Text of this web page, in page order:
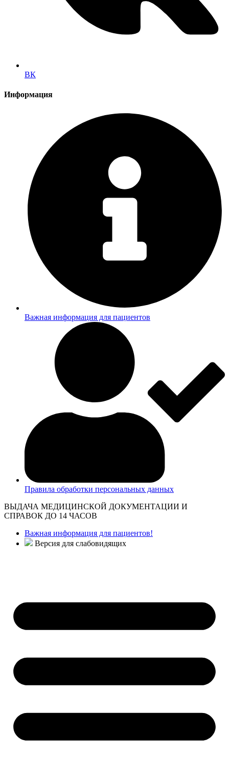
ВК
Информация
Важная информация для пациентов
Правила обработки персональных данных
ВЫДАЧА МЕДИЦИНСКОЙ ДОКУМЕНТАЦИИ И
СПРАВОК ДО 14 ЧАСОВ
Важная информация для пациентов!
Версия для слабовидящих